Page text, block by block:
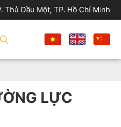
Thủ Dầu Một, TP. Hồ Chí Minh
LỰC